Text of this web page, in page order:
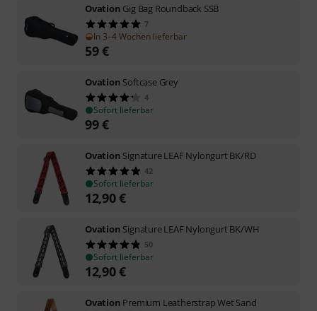
Ovation Gig Bag Roundback SSB
7
In 3–4 Wochen lieferbar
59€
Ovation Softcase Grey
4
Sofort lieferbar
99€
Ovation Signature LEAF Nylongurt BK/RD
42
Sofort lieferbar
12,90€
Ovation Signature LEAF Nylongurt BK/WH
50
Sofort lieferbar
12,90€
Ovation Premium Leatherstrap Wet Sand